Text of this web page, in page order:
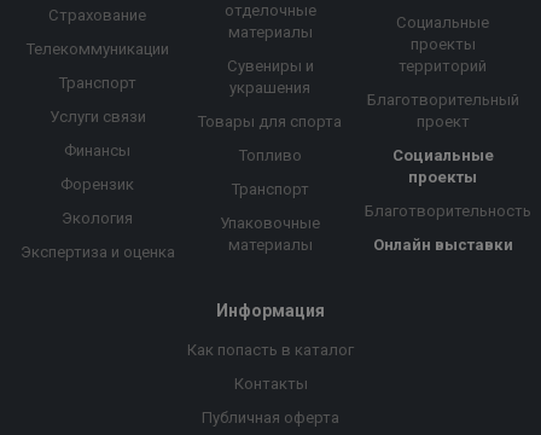
Страхование
Телекоммуникации
Транспорт
Услуги связи
Финансы
Форензик
Экология
Экспертиза и оценка
отделочные
материалы
Сувениры и
украшения
Товары для спорта
Топливо
Транспорт
Упаковочные
материалы
Социальные
проекты
территорий
Благотворительный
проект
Социальные
проекты
Благотворительность
Онлайн выставки
Информация
Как попасть в каталог
Контакты
Публичная оферта